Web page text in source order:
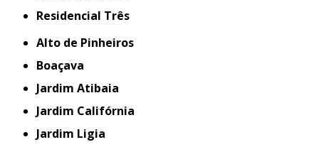
Residencial Três
Alto de Pinheiros
Boaçava
Jardim Atibaia
Jardim Califórnia
Jardim Ligia